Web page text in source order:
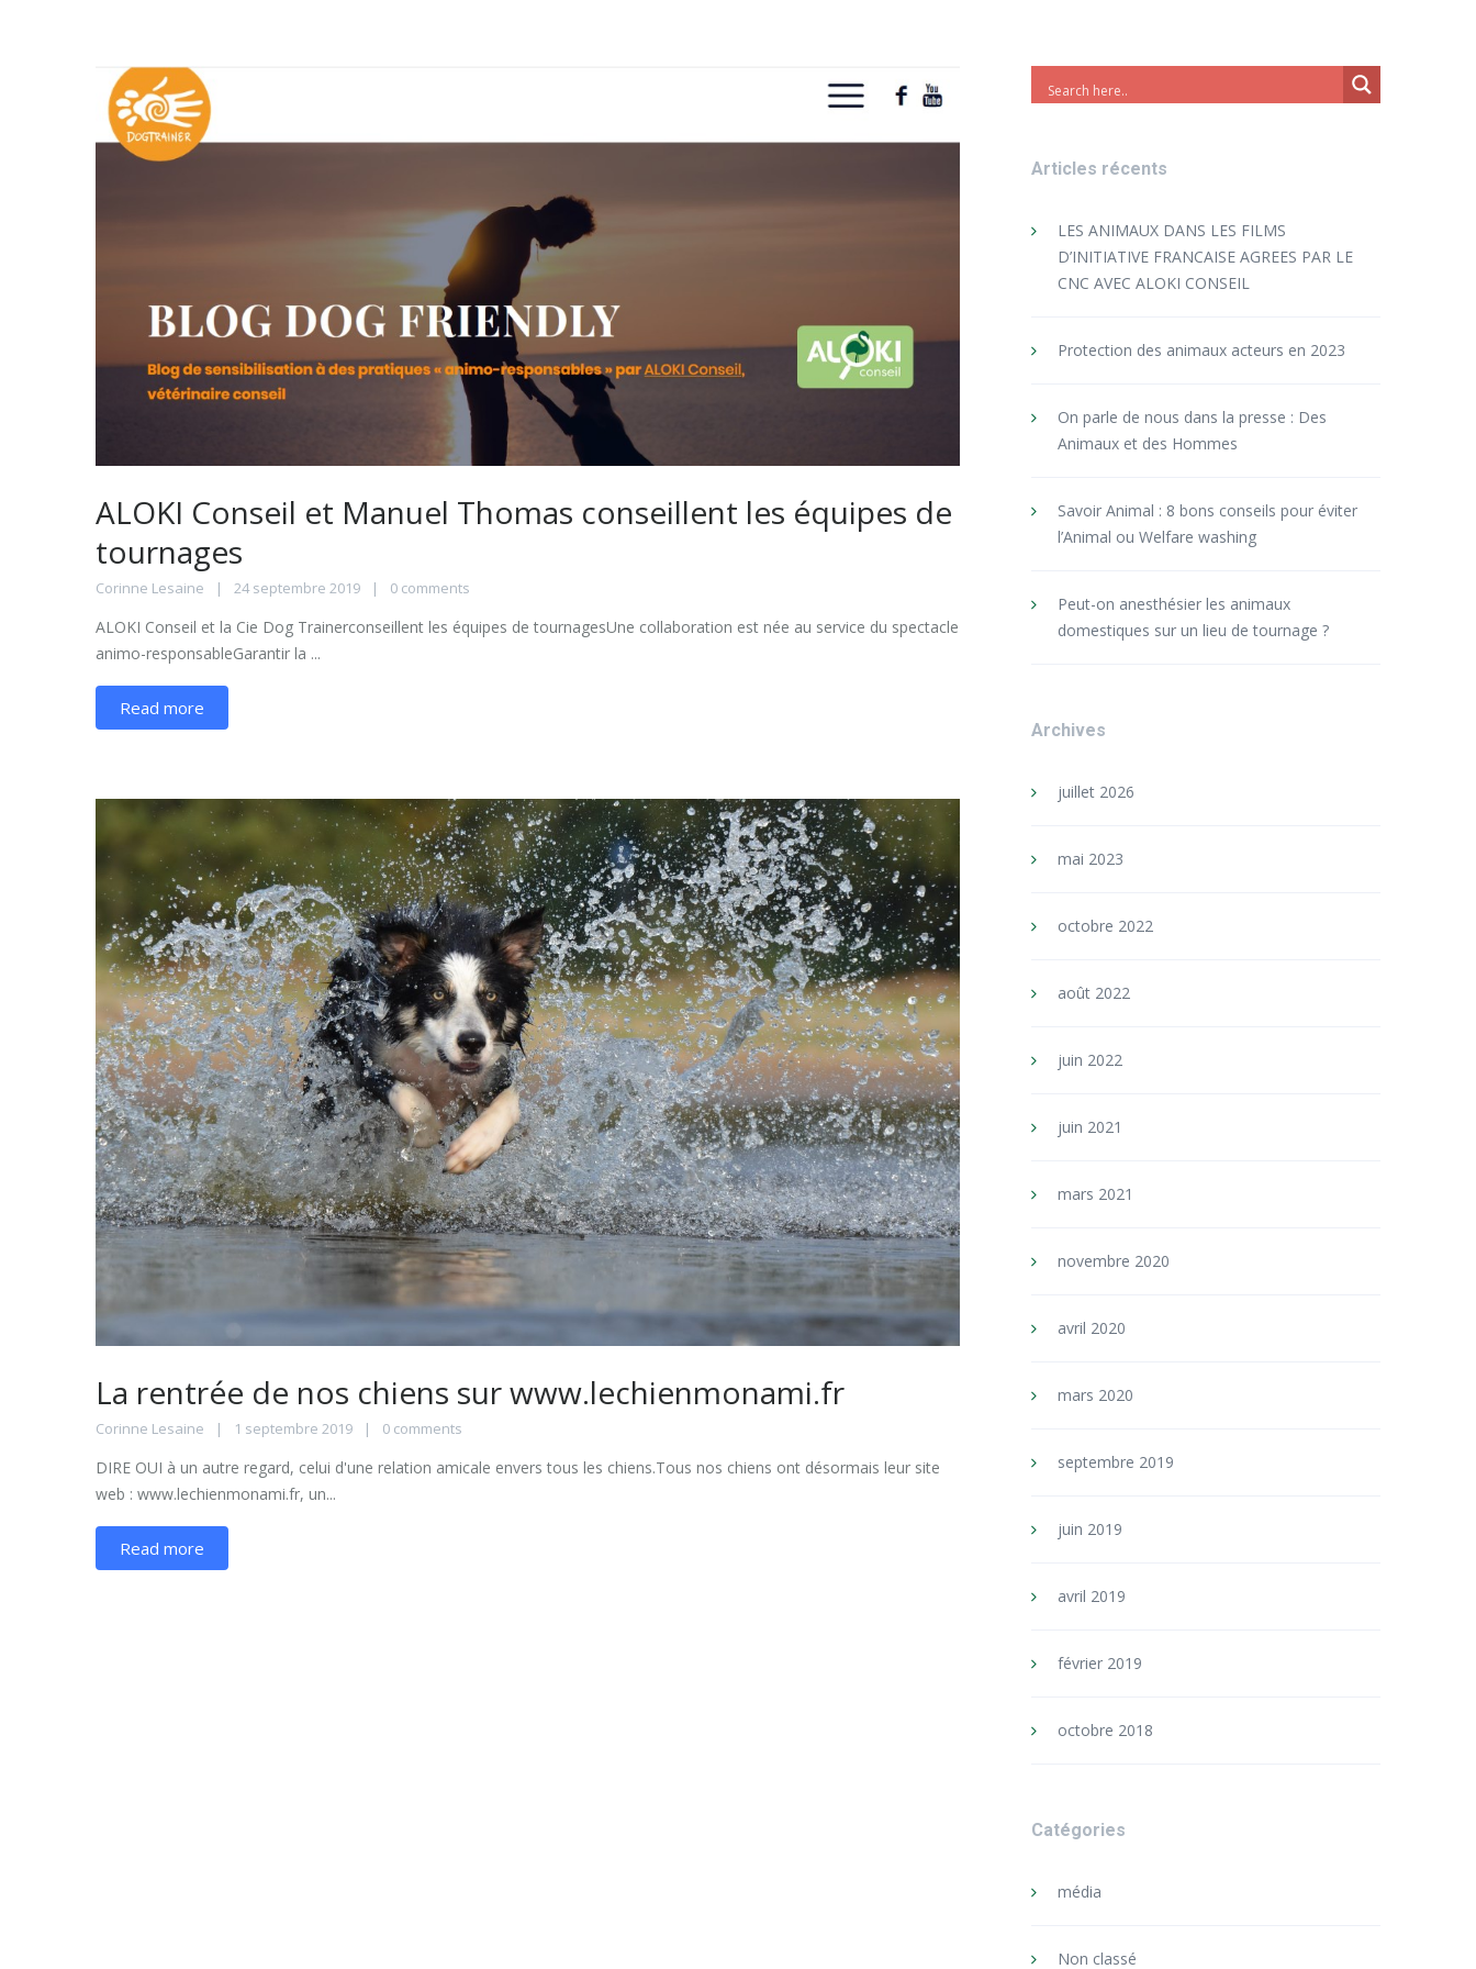
ALOKI Conseil et Manuel Thomas conseillent les équipes de
tournages
Corinne Lesaine 24 septembre 2019 0 comments
ALOKI Conseil et la Cie Dog Trainerconseillent les équipes de tournagesUne collaboration est née au service du spectacle
animo-responsableGarantir la ...
Read more
La rentrée de nos chiens sur www.lechienmonami.fr
Corinne Lesaine 1 septembre 2019 0 comments
DIRE OUI à un autre regard, celui d'une relation amicale envers tous les chiens.Tous nos chiens ont désormais leur site
web : www.lechienmonami.fr, un...
Read more
Articles récents
LES ANIMAUX DANS LES FILMS
D’INITIATIVE FRANCAISE AGREES PAR LE
CNC AVEC ALOKI CONSEIL
Protection des animaux acteurs en 2023
On parle de nous dans la presse : Des
Animaux et des Hommes
Savoir Animal : 8 bons conseils pour éviter
l’Animal ou Welfare washing
Peut-on anesthésier les animaux
domestiques sur un lieu de tournage ?
Archives
juillet 2026
mai 2023
octobre 2022
août 2022
juin 2022
juin 2021
mars 2021
novembre 2020
avril 2020
mars 2020
septembre 2019
juin 2019
avril 2019
février 2019
octobre 2018
Catégories
média
Non classé